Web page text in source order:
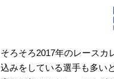
そろそろ2017年のレースカ
込みをしている選手も多い